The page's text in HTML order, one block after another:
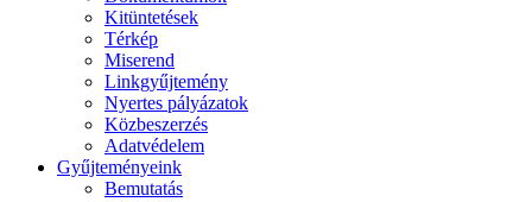
Kitüntetések
Térkép
Miserend
Linkgyűjtemény
Nyertes pályázatok
Közbeszerzés
Adatvédelem
Gyűjteményeink
Bemutatás